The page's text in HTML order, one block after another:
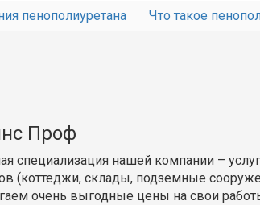
пенополиуретана Что такое
Проф
специализация нашей компании –
(коттеджи, склады, подземные
очень выгодные цены на свои